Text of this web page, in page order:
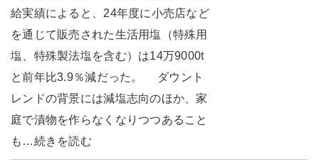
給実績によると、24年度に小売店など
を通じて販売された生活用塩（特殊用
塩、特殊製法塩を含む）は14万9000t
と前年比3.9％減だった。 ダウント
レンドの背景には減塩志向のほか、家
庭で漬物を作らなくなりつつあること
も…続きを読む